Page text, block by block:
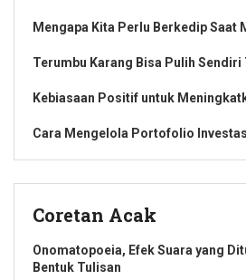
Mengapa Kita Perlu Berkedip Saat
Terumbu Karang Bisa Pulih Sendiri
Kebiasaan Positif untuk
Cara Mengelola Portofolio
Coretan Acak
Onomatopoeia, Efek Suara yang
Bentuk Tulisan